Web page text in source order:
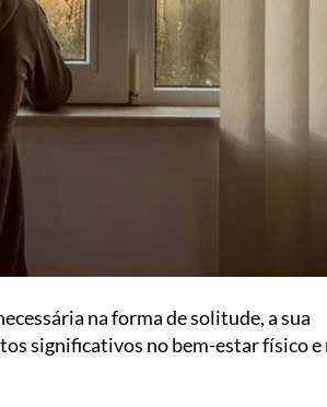
na forma de solitude, a sua
significativos no bem-estar físico e